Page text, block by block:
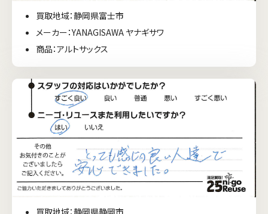
買取地域：静岡県富士市
メーカー：YANAGISAWA ヤナギサワ
商品：アルトサックス
買取地域：静岡県静岡市